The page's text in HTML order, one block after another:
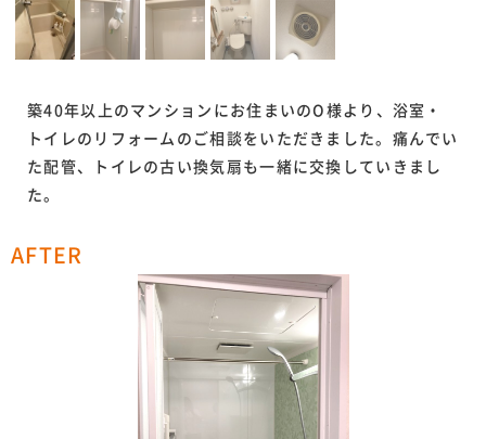
築40年以上のマンションにお住まいのO様より、浴室・
トイレのリフォームのご相談をいただきました。痛んでい
た配管、トイレの古い換気扇も一緒に交換していきまし
た。
AFTER